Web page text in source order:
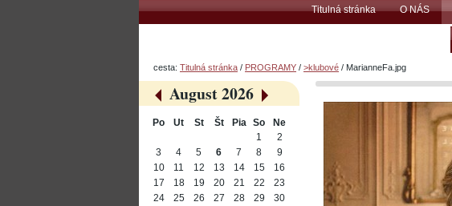
Titulná stránka O NÁS
cesta: Titulná stránka / PROGRAMY / >klubové / MarianneFa.jpg
«
August 2026
»
Po Ut St Št Pia So
Ne
1
2
3
4 5 6 7 8
9
10
11 12 13 14 15
16
17
18 19 20 21 22
23
24
25 26 27 28 29
30